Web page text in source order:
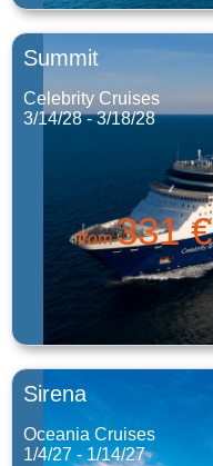
Summit
Celebrity Cruises
3/14/28 - 3/18/28
from331 €
Sirena
Oceania Cruises
1/4/27 - 1/14/27